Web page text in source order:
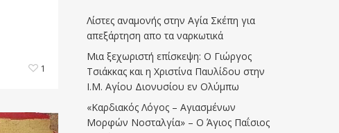
1
Λίστες αναμονής στην Αγία Σκέπη για
απεξάρτηση απο τα ναρκωτικά
Μια ξεχωριστή επίσκεψη: Ο Γιώργος
Τσιάκκας και η Χριστίνα Παυλίδου στην
Ι.Μ. Αγίου Διονυσίου εν Ολύμπω
«Καρδιακός Λόγος – Αγιασμένων
Μορφών Νοσταλγία» – Ο Άγιος Παΐσιος